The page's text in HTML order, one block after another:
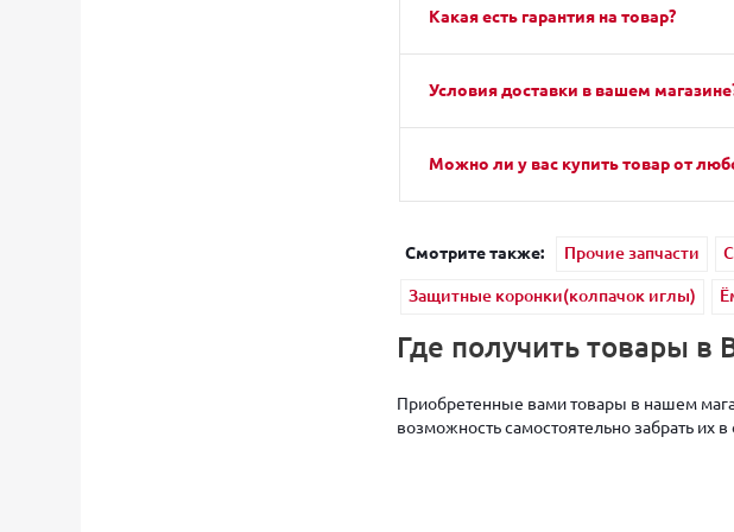
Какая есть гарантия на товар?
Условия доставки в вашем
Можно ли у вас купить товар от
Смотрите также: Прочие запчасти
Защитные коронки(колпачок иглы)
Где получить товары в
Приобретенные вами товары в нашем
возможность самостоятельно забрать их